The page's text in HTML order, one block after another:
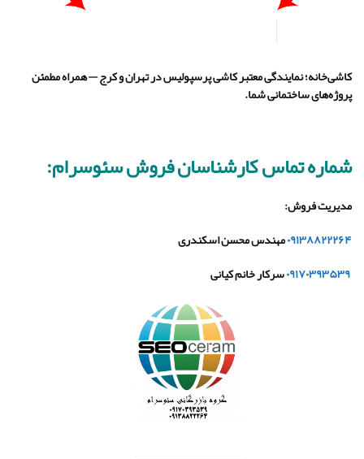
کاشی‌خانه؛ نمایندگی معتبر کاشی پرسپولیس در تهران و کرج — همراه مطمئن
پروژه‌های ساختمانی شما.
شماره تماس کارشناسان فروش سئوسرام:
مدیریت فروش:
۰۹۱۳۸۸۲۲۲۶۴مهندس محسن اسکندری
۰۹۱۷۰۳۹۳۵۳۹سرکار خانم کیانی